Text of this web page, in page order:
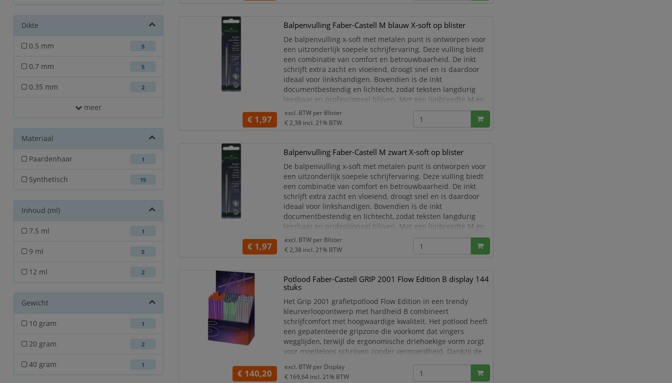
Dikte
0.5 mm 5
0.7 mm 5
0.35 mm 2
meer
Materiaal
Paardenhaar 1
Synthetisch 15
Inhoud (ml)
7.5 ml 1
9 ml 5
12 ml 2
Gewicht
10 gram 1
20 gram 2
40 gram 1
Balpenvulling Faber-Castell M blauw X-soft op blister
De balpenvulling x-soft met metalen punt is ontworpen voor
een uitzonderlijk soepele schrijfervaring. Deze vulling biedt
een combinatie van comfort en betrouwbaarheid. De inkt
schrijft extra zacht en vloeiend, droogt snel en is daardoor
ideaal voor linkshandigen. Bovendien is de inkt
documentbestendig en lichtecht, zodat teksten langdurig
leesbaar en professioneel blijven. Met een lijnbreedte M en
een baldiameter van 1,0 mm levert deze vulling ee
€ 1,97
excl. BTW per Blister
€ 2,38 incl. 21% BTW
Balpenvulling Faber-Castell M zwart X-soft op blister
De balpenvulling x-soft met metalen punt is ontworpen voor
een uitzonderlijk soepele schrijfervaring. Deze vulling biedt
een combinatie van comfort en betrouwbaarheid. De inkt
schrijft extra zacht en vloeiend, droogt snel en is daardoor
ideaal voor linkshandigen. Bovendien is de inkt
documentbestendig en lichtecht, zodat teksten langdurig
leesbaar en professioneel blijven. Met een lijnbreedte M en
een baldiameter van 1,0 mm levert deze vulling ee
€ 1,97
excl. BTW per Blister
€ 2,38 incl. 21% BTW
Potlood Faber-Castell GRIP 2001 Flow Edition B display 144
stuks
Het Grip 2001 grafietpotlood Flow Edition in een trendy
kleurverloopontwerp met hardheid B combineert
schrijfcomfort met hoogwaardige kwaliteit. Het potlood heeft
een gepatenteerde gripzone die voorkomt dat vingers
wegglijden, terwijl de ergonomische driehoekige vorm zorgt
voor moeiteloos schrijven zonder vermoeidheid. Dankzij de
afgewerkt met een milieuvriendelijke lak op waterbasis
€ 140,20
excl. BTW per Display
€ 169,64 incl. 21% BTW